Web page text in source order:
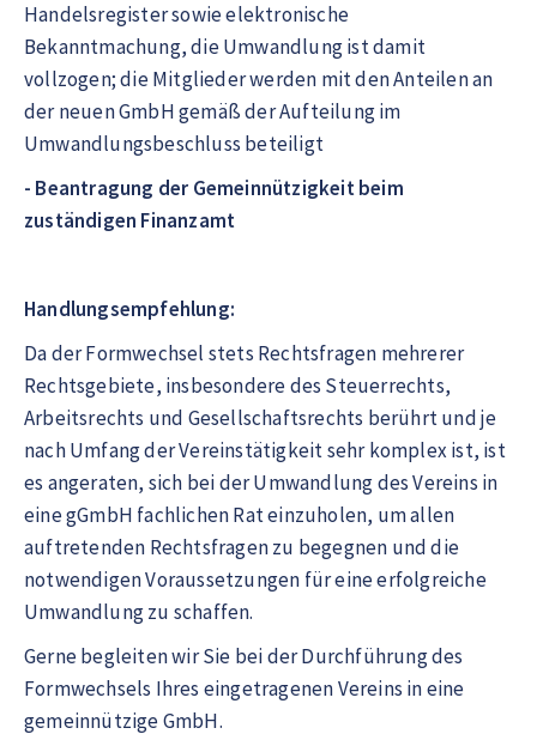
Handelsregister sowie elektronische
Bekanntmachung, die Umwandlung ist damit
vollzogen; die Mitglieder werden mit den Anteilen an
der neuen GmbH gemäß der Aufteilung im
Umwandlungsbeschluss beteiligt
- Beantragung der Gemeinnützigkeit beim
zuständigen Finanzamt
Handlungsempfehlung:
Da der Formwechsel stets Rechtsfragen mehrerer
Rechtsgebiete, insbesondere des Steuerrechts,
Arbeitsrechts und Gesellschaftsrechts berührt und je
nach Umfang der Vereinstätigkeit sehr komplex ist, ist
es angeraten, sich bei der Umwandlung des Vereins in
eine gGmbH fachlichen Rat einzuholen, um allen
auftretenden Rechtsfragen zu begegnen und die
notwendigen Voraussetzungen für eine erfolgreiche
Umwandlung zu schaffen.
Gerne begleiten wir Sie bei der Durchführung des
Formwechsels Ihres eingetragenen Vereins in eine
gemeinnützige GmbH.